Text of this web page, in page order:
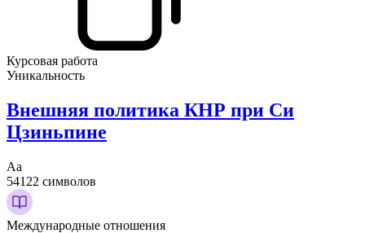
Курсовая работа
Уникальность
Внешняя политика КНР при Си
Цзиньпине
Аа
54122 символов
Международные отношения